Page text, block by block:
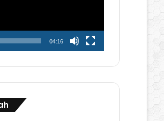
04:16